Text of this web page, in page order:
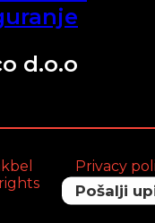
d.o.o
Privacy
Pošalji